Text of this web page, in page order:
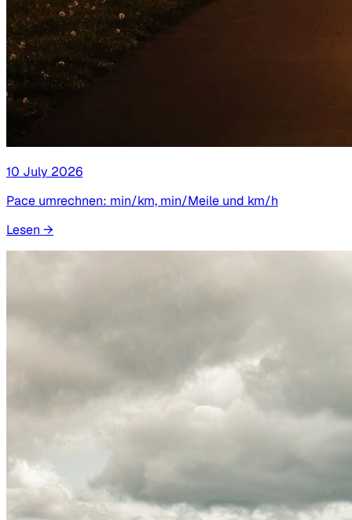
10 July 2026
Pace umrechnen: min/km, min/Meile und km/h
Lesen →